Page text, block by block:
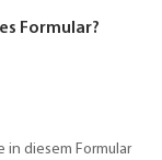
Formular?
in diesem Formular